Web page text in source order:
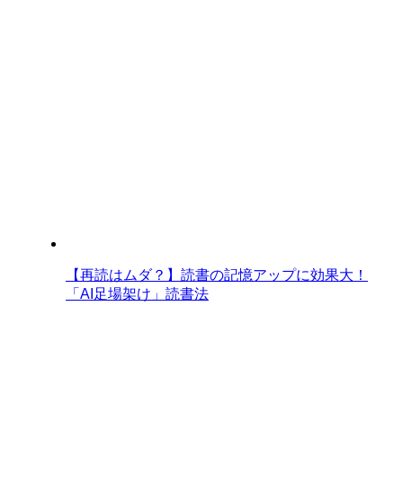
【再読はムダ？】読書の記憶アップに効果大！
「AI足場架け」読書法